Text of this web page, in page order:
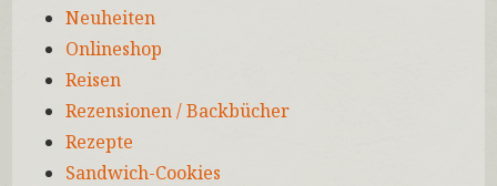
Neuheiten
Onlineshop
Reisen
Rezensionen / Backbücher
Rezepte
Sandwich-Cookies